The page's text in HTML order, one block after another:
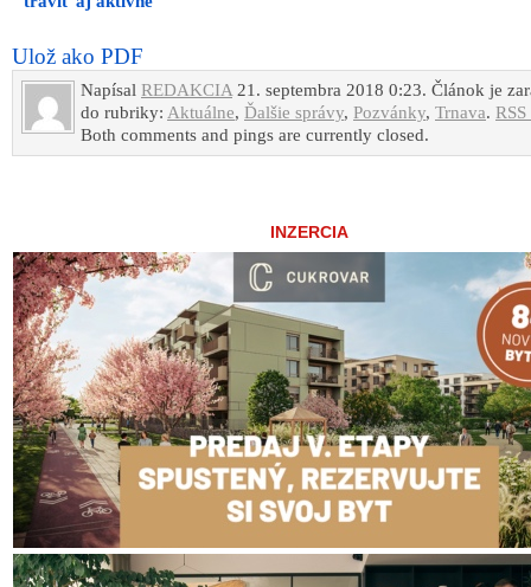
Ulož ako PDF
Napísal REDAKCIA21. septembra 2018 0:23. Článok je
do rubriky: Aktuálne, Ďalšie správy, Pozvánky, Trnava.
Both comments and pings are currently closed.
INZERCIA